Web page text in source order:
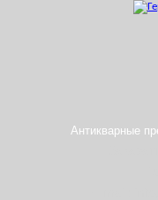
Антикварные